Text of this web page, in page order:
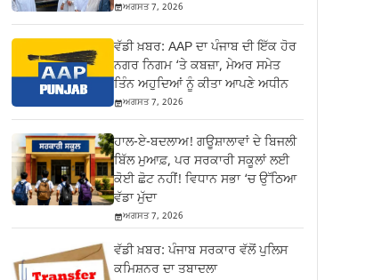
ਅਗਸਤ 7, 2026
ਵੱਡੀ ਖ਼ਬਰ: AAP ਦਾ ਪੰਜਾਬ ਦੀ ਇੱਕ ਹੋਰ
ਨਗਰ ਨਿਗਮ ‘ਤੇ ਕਬਜ਼ਾ, ਮੇਅਰ ਸਮੇਤ
ਤਿੰਨ ਅਹੁਦਿਆਂ ਨੂੰ ਕੀਤਾ ਆਪਣੇ ਅਧੀਨ
ਅਗਸਤ 7, 2026
ਹਾਲ-ਏ-ਬਦਲਾਅ! ਗਊਸ਼ਾਲਾਵਾਂ ਦੇ ਬਿਜਲੀ
ਬਿੱਲ ਮੁਆਫ਼, ਪਰ ਸਰਕਾਰੀ ਸਕੂਲਾਂ ਲਈ
ਕੋਈ ਛੋਟ ਨਹੀਂ! ਵਿਧਾਨ ਸਭਾ ‘ਚ ਉੱਠਿਆ
ਵੱਡਾ ਮੁੱਦਾ
ਅਗਸਤ 7, 2026
ਵੱਡੀ ਖ਼ਬਰ: ਪੰਜਾਬ ਸਰਕਾਰ ਵੱਲੋਂ ਪੁਲਿਸ
ਕਮਿਸ਼ਨਰ ਦਾ ਤਬਾਦਲਾ